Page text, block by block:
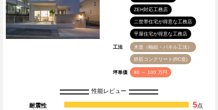
ZEH対応工務店
二世帯住宅が得意な工務店
平屋住宅が得意な工務店
工法 木造（軸組・パネル工法）
鉄筋コンクリート(RC造)
坪単価 80 ～ 100 万円
性能レビュー
耐震性 5点